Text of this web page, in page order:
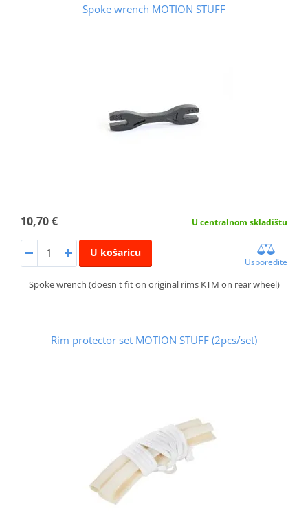
Spoke wrench MOTION STUFF
10,70 € U centralnom skladištu
U košaricu
Usporedite
Spoke wrench (doesn't fit on original rims KTM on rear wheel)
Rim protector set MOTION STUFF (2pcs/set)